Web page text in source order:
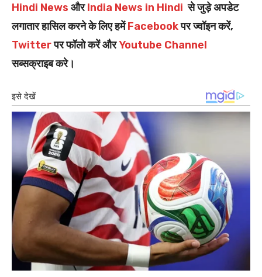
Hindi News औरIndia News in Hindi से जुड़े अपडेट
लगातार हासिल करने के लिए हमेंFacebookपर ज्वॉइन करें,
Twitterपर फॉलो करें औरYoutube Channel
सब्सक्राइब करे।